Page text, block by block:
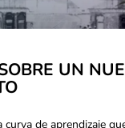
UN
curva de aprendizaje